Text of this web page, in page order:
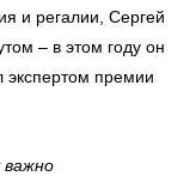
и регалии, Сергей
– в этом году он
экспертом премии